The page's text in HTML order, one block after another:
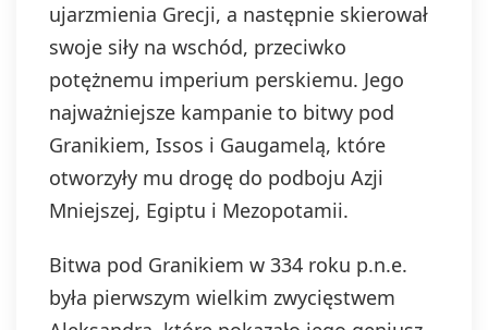
ujarzmienia Grecji, a następnie skierował
swoje siły na wschód, przeciwko
potężnemu imperium perskiemu. Jego
najważniejsze kampanie to bitwy pod
Granikiem, Issos i Gaugamelą, które
otworzyły mu drogę do podboju Azji
Mniejszej, Egiptu i Mezopotamii.
Bitwa pod Granikiem w 334 roku p.n.e.
była pierwszym wielkim zwycięstwem